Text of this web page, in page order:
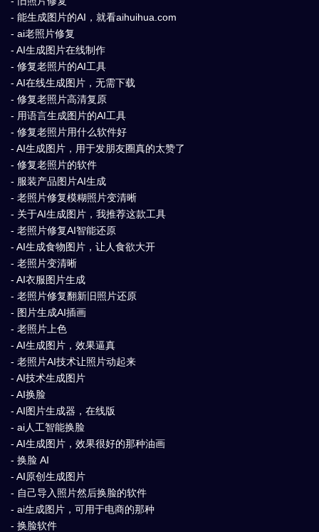
- 能生成图片的AI，就看aihuihua.com
- ai老照片修复
- AI生成图片在线制作
- 修复老照片的AI工具
- AI在线生成图片，无需下载
- 修复老照片高清复原
- 用语言生成图片的AI工具
- 修复老照片用什么软件好
- AI生成图片，用于发朋友圈真的太赞了
- 修复老照片的软件
- 服装产品图片AI生成
- 老照片修复模糊照片变清晰
- 关于AI生成图片，我推荐这款工具
- 老照片修复AI智能还原
- AI生成食物图片，让人食欲大开
- 老照片变清晰
- AI衣服图片生成
- 老照片修复翻新旧照片还原
- 图片生成AI插画
- 老照片上色
- AI生成图片，效果逼真
- 老照片AI技术让照片动起来
- AI技术生成图片
- AI换脸
- AI图片生成器，在线版
- ai人工智能换脸
- AI生成图片，效果很好的那种油画
- 换脸 AI
- AI原创生成图片
- 自己导入照片然后换脸的软件
- ai生成图片，可用于电商的那种
- 换脸软件